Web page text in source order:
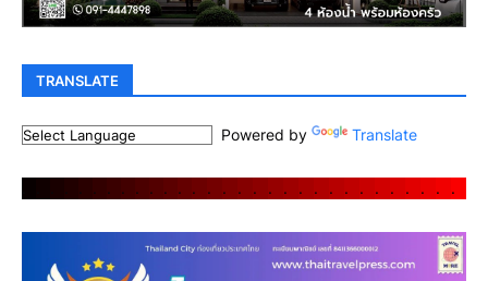
TRANSLATE
Powered by Translate
. . . . . . . . . . . . . . . . . . . . . . . .